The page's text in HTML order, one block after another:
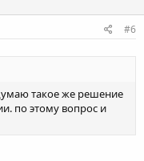
#6
такое же решение
по этому вопрос и